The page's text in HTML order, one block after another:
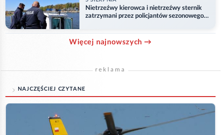
Nietrzeźwy kierowca i nietrzeźwy sternik
zatrzymani przez policjantów sezonowego
Więcej najnowszych →
reklama
NAJCZĘŚCIEJ CZYTANE